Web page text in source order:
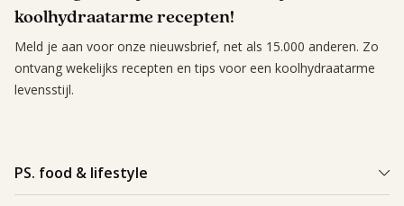
koolhydraatarme recepten!
Meld je aan voor onze nieuwsbrief, net als 15.000 anderen. Zo
ontvang wekelijks recepten en tips voor een koolhydraatarme
levensstijl.
PS. food & lifestyle